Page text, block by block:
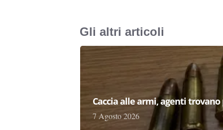
Gli altri articoli
Caccia alle armi, agenti
7 Agosto 2026